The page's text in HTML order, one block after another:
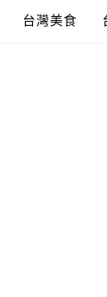
台灣美食